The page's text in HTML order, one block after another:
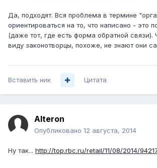
Да, подходят. Вся проблема в термине
ориентироваться на то, что написано - это
(даже тот, где есть форма обратной связи).
виду законотворцы, похоже, не знают они
Вставить ник Цитата
Alteron
Опубликовано 12 августа, 2014
Ну так... http://top.rbc.ru/retail/11/08/2014/